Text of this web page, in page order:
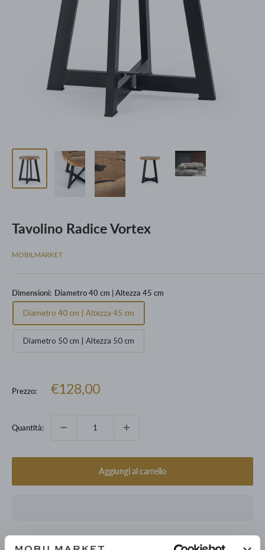
Tavolino Radice Vortex
MOBILMARKET
Dimensioni: Diametro 40 cm | Altezza 45 cm
Diametro 40 cm | Altezza 45 cm
Diametro 50 cm | Altezza 50 cm
Prezzo:
Prezzo
scontato
€128,00
Quantità:
Aggiungi al carrello
Prelevamento disponibile presso Mobilmarket - Magazzino Figline